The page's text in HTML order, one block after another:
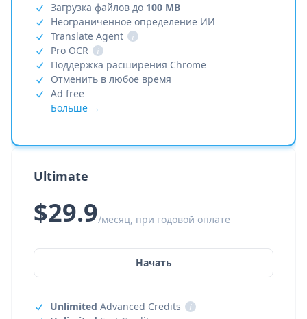
Загрузка файлов до 100 MB
Неограниченное определение ИИ
Translate Agent
i
Pro OCR
i
Поддержка расширения Chrome
Отменить в любое время
Ad free
Больше →
Ultimate
$29.9/месяц, при годовой оплате
Начать
Unlimited Advanced Credits
i